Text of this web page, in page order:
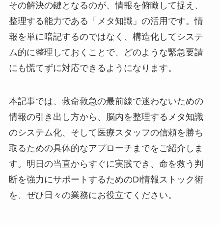
その解決の鍵となるのが、情報を俯瞰して捉え、
整理する能力である「メタ知識」の活用です。情
報を単に暗記するのではなく、構造化してシステ
ム的に整理しておくことで、どのような緊急要請
にも慌てずに対応できるようになります。
本記事では、救命救急の最前線で迷わないための
情報の引き出し方から、脳内を整理するメタ知識
のシステム化、そして医療スタッフの信頼を勝ち
取るための具体的なアプローチまでをご紹介しま
す。明日の当直からすぐに実践でき、命を救う判
断を強力にサポートするためのDI情報ストック術
を、ぜひ日々の業務にお役立てください。